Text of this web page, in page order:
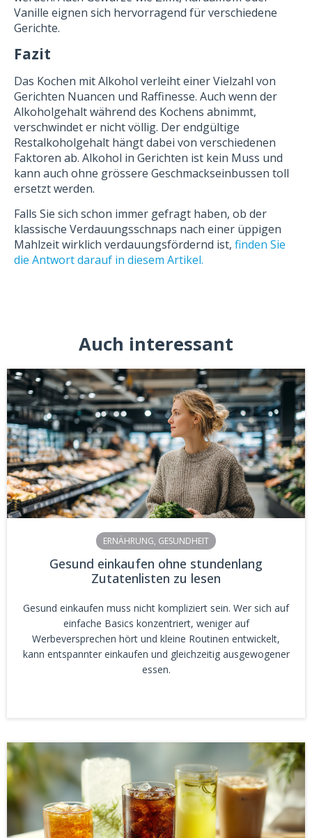
Vanille eignen sich hervorragend für verschiedene
Gerichte.
Fazit
Das Kochen mit Alkohol verleiht einer Vielzahl von
Gerichten Nuancen und Raffinesse. Auch wenn der
Alkoholgehalt während des Kochens abnimmt,
verschwindet er nicht völlig. Der endgültige
Restalkoholgehalt hängt dabei von verschiedenen
Faktoren ab. Alkohol in Gerichten ist kein Muss und
kann auch ohne grössere Geschmackseinbussen toll
ersetzt werden.
Falls Sie sich schon immer gefragt haben, ob der
klassische Verdauungsschnaps nach einer üppigen
Mahlzeit wirklich verdauungsfördernd ist, finden Sie
die Antwort darauf in diesem Artikel.
Auch interessant
ERNÄHRUNG, GESUNDHEIT
Gesund einkaufen ohne stundenlang
Zutatenlisten zu lesen
Gesund einkaufen muss nicht kompliziert sein. Wer sich auf
einfache Basics konzentriert, weniger auf
Werbeversprechen hört und kleine Routinen entwickelt,
kann entspannter einkaufen und gleichzeitig ausgewogener
essen.